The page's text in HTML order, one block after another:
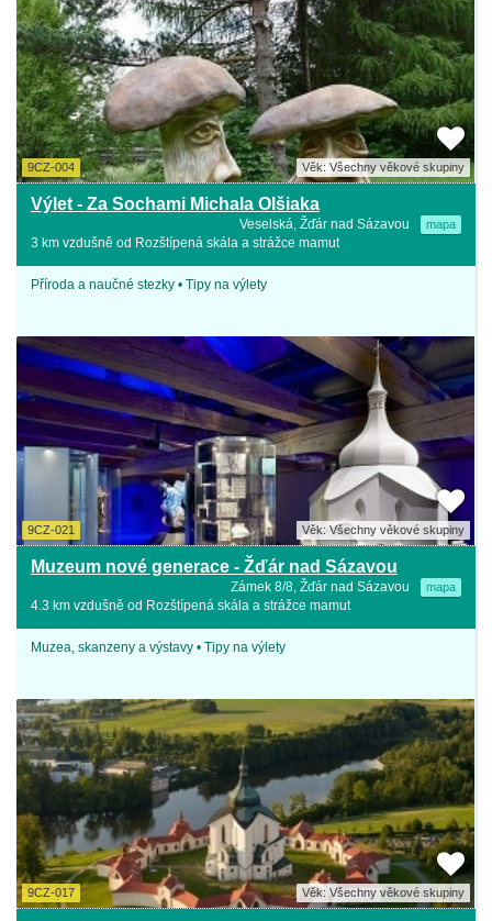
9CZ-004 Věk: Všechny věkové skupiny
Výlet - Za Sochami Michala Olšiaka
Veselská, Žďár nad Sázavou mapa
3 km vzdušně od Rozštípená skála a strážce mamut
Příroda a naučné stezky • Tipy na výlety
9CZ-021 Věk: Všechny věkové skupiny
Muzeum nové generace - Žďár nad Sázavou
Zámek 8/8, Žďár nad Sázavou mapa
4.3 km vzdušně od Rozštípená skála a strážce mamut
Muzea, skanzeny a výstavy • Tipy na výlety
9CZ-017 Věk: Všechny věkové skupiny